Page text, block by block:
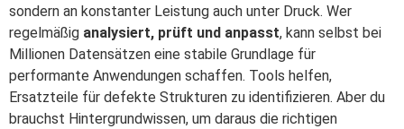
sondern an konstanter Leistung auch unter Druck. Wer
regelmäßig analysiert, prüft und anpasst, kann selbst bei
Millionen Datensätzen eine stabile Grundlage für
performante Anwendungen schaffen. Tools helfen,
Ersatzteile für defekte Strukturen zu identifizieren. Aber du
brauchst Hintergrundwissen, um daraus die richtigen